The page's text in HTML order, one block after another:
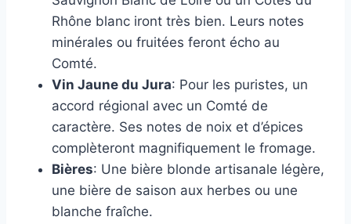
Rhône blanc iront très bien. Leurs notes
minérales ou fruitées feront écho au
Comté.
Vin Jaune du Jura: Pour les puristes, un
accord régional avec un Comté de
caractère. Ses notes de noix et d’épices
complèteront magnifiquement le fromage.
Bières: Une bière blonde artisanale légère,
une bière de saison aux herbes ou une
blanche fraîche.